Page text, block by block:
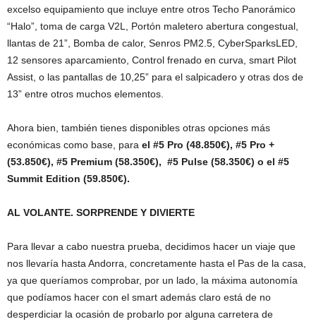
excelso equipamiento que incluye entre otros Techo Panorámico
“Halo”, toma de carga V2L, Portón maletero abertura congestual,
llantas de 21”, Bomba de calor, Senros PM2.5, CyberSparksLED,
12 sensores aparcamiento, Control frenado en curva, smart Pilot
Assist, o las pantallas de 10,25” para el salpicadero y otras dos de
13” entre otros muchos elementos.
Ahora bien, también tienes disponibles otras opciones más
económicas como base, para el #5 Pro (48.850€), #5 Pro +
(53.850€), #5 Premium (58.350€), #5 Pulse (58.350€) o el #5
Summit Edition (59.850€).
AL VOLANTE. SORPRENDE Y DIVIERTE
Para llevar a cabo nuestra prueba, decidimos hacer un viaje que
nos llevaría hasta Andorra, concretamente hasta el Pas de la casa,
ya que queríamos comprobar, por un lado, la máxima autonomía
que podíamos hacer con el smart además claro está de no
desperdiciar la ocasión de probarlo por alguna carretera de